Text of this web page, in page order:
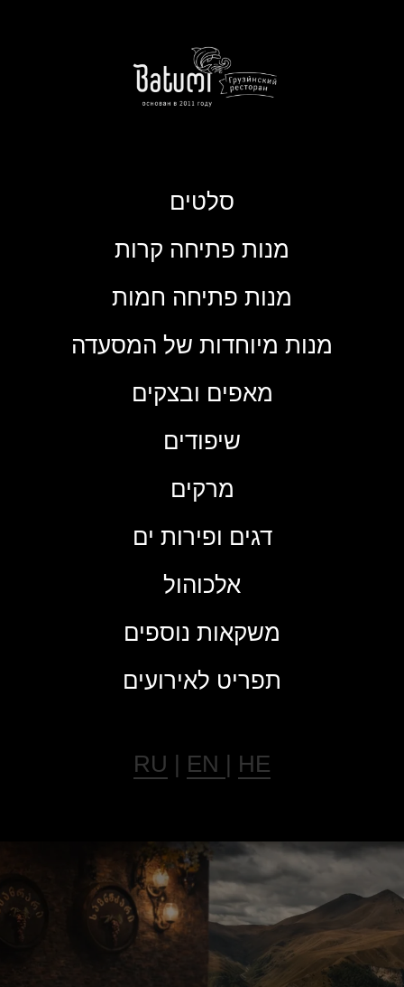
סלטים
מנות פתיחה קרות
מנות פתיחה חמות
מנות מיוחדות של המסעדה
מאפים ובצקים
שיפודים
מרקים
דגים ופירות ים
אלכוהול
משקאות נוספים
תפריט לאירועים
RU | EN | HE